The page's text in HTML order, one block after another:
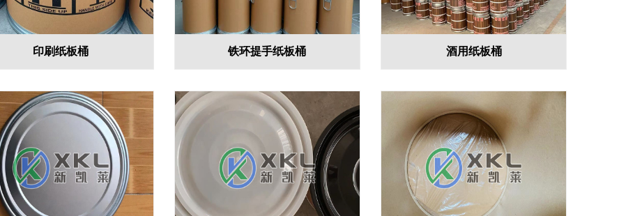
印刷纸板桶 铁环提手纸板桶 酒用纸板桶